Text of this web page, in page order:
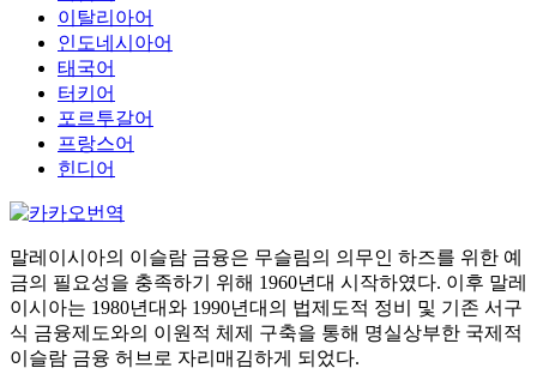
이탈리아어
인도네시아어
태국어
터키어
포르투갈어
프랑스어
힌디어
말레이시아의 이슬람 금융은 무슬림의 의무인 하즈를 위한 예
금의 필요성을 충족하기 위해 1960년대 시작하였다. 이후 말레
이시아는 1980년대와 1990년대의 법제도적 정비 및 기존 서구
식 금융제도와의 이원적 체제 구축을 통해 명실상부한 국제적
이슬람 금융 허브로 자리매김하게 되었다.